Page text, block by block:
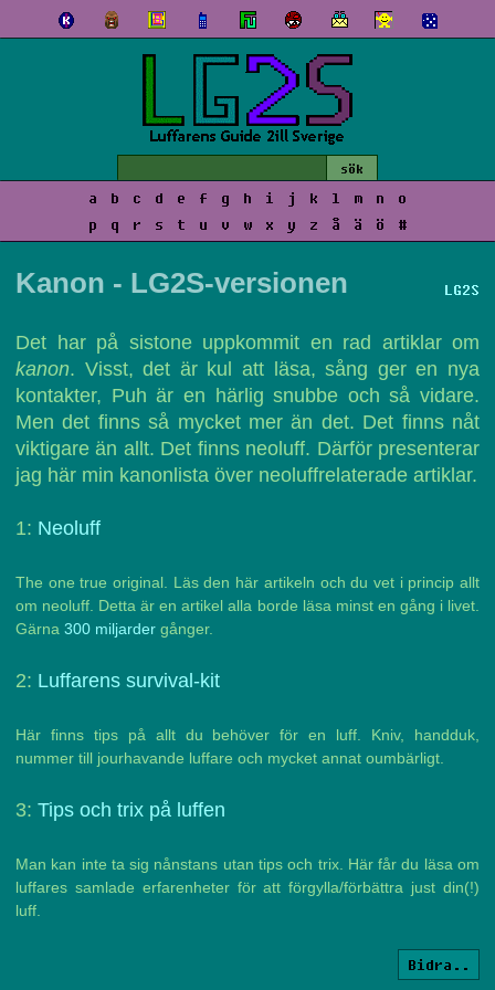
a b c d e f g h i j k l m n
o
p
q r s t u v w x y z å ä ö #
LG2S
Kanon - LG2S-versionen
Det har på sistone uppkommit en rad artiklar om
kanon. Visst, det är kul att läsa, sång ger en nya
kontakter, Puh är en härlig snubbe och så vidare.
Men det finns så mycket mer än det. Det finns nåt
viktigare än allt. Det finns neoluff. Därför presenterar
jag här min kanonlista över neoluffrelaterade artiklar.
1: Neoluff
The one true original. Läs den här artikeln och du vet i princip allt
om neoluff. Detta är en artikel alla borde läsa minst en gång i livet.
Gärna 300 miljarder gånger.
2: Luffarens survival-kit
Här finns tips på allt du behöver för en luff. Kniv, handduk,
nummer till jourhavande luffare och mycket annat oumbärligt.
3: Tips och trix på luffen
Man kan inte ta sig nånstans utan tips och trix. Här får du läsa om
luffares samlade erfarenheter för att förgylla/förbättra just din(!)
luff.
Bidra..